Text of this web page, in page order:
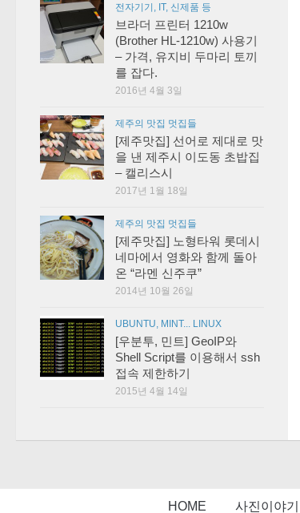
전자기기, IT, 신제품 등
브라더 프린터 1210w
(Brother HL-1210w) 사용기
– 가격, 유지비 두마리 토끼
를 잡다.
2016년 4월 3일
제주의 맛집 멋집들
[제주맛집] 선어로 제대로 맛
을 낸 제주시 이도동 초밥집
– 캘리스시
2017년 1월 18일
제주의 맛집 멋집들
[제주맛집] 노형타워 롯데시
네마에서 영화와 함께 돌아
온 “라멘 신주쿠”
2014년 10월 26일
UBUNTU, MINT... LINUX
[우분투, 민트] GeoIP와
Shell Script를 이용해서 ssh
접속 제한하기
2015년 4월 14일
HOME 사진이야기